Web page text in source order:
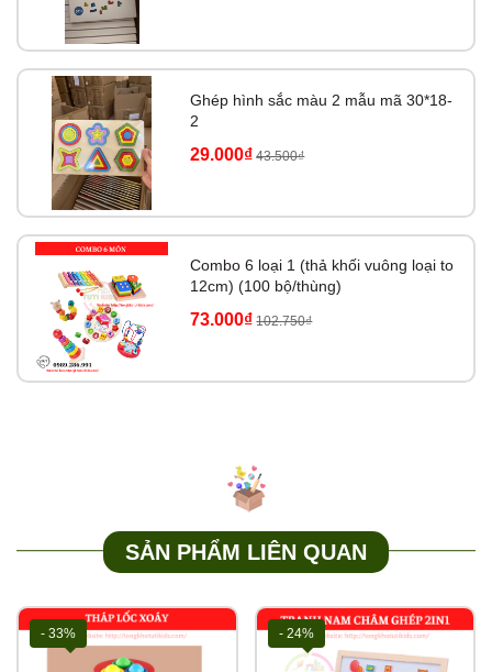
Ghép hình sắc màu 2 mẫu mã 30*18-
2
29.000₫ 43.500₫
Combo 6 loại 1 (thả khối vuông loại to
12cm) (100 bộ/thùng)
73.000₫ 102.750₫
SẢN PHẨM LIÊN QUAN
- 33% - 24%